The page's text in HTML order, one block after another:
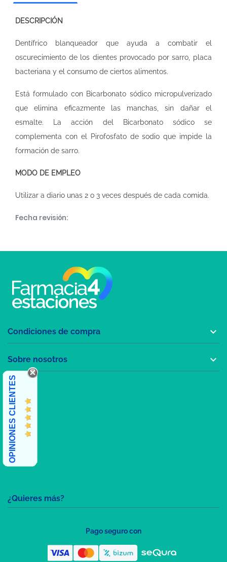
DESCRIPCIÓN
Dentífrico blanqueador que ayuda a combatir el
oscurecimiento de los dientes provocado por sarro, placa
bacteriana y el consumo de ciertos alimentos.
Está formulado con Bicarbonato sódico micropulverizado
que elimina eficazmente las manchas, sin dañar el
esmalte. La acción del Bicarbonato sódico se
complementa con el Pirofosfato de sodio que impide la
formación de sarro.
MODO DE EMPLEO
Utilizar a diario unas 2 o 3 veces después de cada comida.
Fecha revisión:
¿Quieres más?
Condiciones de compra 
Sobre nosotros 
OPINIONES CLIENTES
Pago seguro con